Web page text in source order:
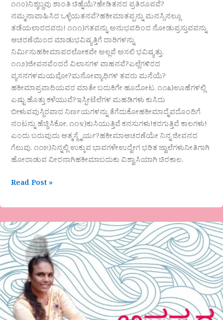
೧೧೦)ನಿಶ್ಶಬ್ದವು ಶಾಂತಿ ಚಿಹ್ನೆಯೆ?ಹೇಡಿತನದ ಪ್ರತಿರೂಪವೆ?
ನಮ್ಮನಾವಾಹಿಸಿದ ಒಳ್ಳೆಯತನವೆ?ಹಕೀಮಾತಪ್ಪನ್ನು ಮನಸ್ಸಿನಲ್ಲೂ
ತಡೆಯಲಾರದವರು! ೧೧೧)ಗತವನ್ನು ಅನುಭವದಿಂದ ನೋಡುಪ್ರಸ್ತುವವನ್ನು
ಆಚರಣೆಯಿಂದ ಮಾಡುಭವಿಷ್ಯತ್ತಿಗೆ ದಾರಿಗಳನ್ನು
ನಿರ್ಮಿಸುಹಕೀಮಾಪರಲೋಕವೇ ಅಲ್ಲವೆ ಅಸಲಿ ಭವಿಷ್ಯತ್ತು.
೧೧೨)ಜೀವನವೆಂದರೆ ವಿಲಾಸಗಳ ವಾಹನವೆ?ಎಲ್ಲೆಗಳಿರದ
ವ್ಯಸನಗಳಮಯವೋ?ಮನೋವ್ಯಾಧಿಗಳ ತವರು ಮನೆಯೆ?
ಹಕೀಮಾಪ್ರವಾದಿಯವರ ಮಾತೇ ಬದುಕಿಗೇ ಹೂದೋಟ. ೧೧೩)ಊಹೆಗಳಲ್ಲಿ
ಎಷ್ಟು ಹೊತ್ತು ಕಳೆಯುವೆ?ಇಸ್ಪೀಟೆಲೆಗಳ ಮಹಡಿಗಳು ಕುಸಿದು
ಬೀಳುವವುಸ್ಥಿರವಾದ ನಿರ್ಣಯಗಳನ್ನು ತೆಗೆದುಕೋಹಕೀಮಾದೈವದೊಂದಿಗೆ
ನಂಟನ್ನು ಹೆಚ್ಚಿಸಿಕೋ. ೧೧೪)ಕುಸಿಯುತ್ತಿವೆ ಕನಸುಗಳು!ಕರಗುತ್ತಿವೆ ಕಾಲಗಳು!
ಎಂದು ಬರುವುದು ಆತ್ಮಸ್ಥೈರ್ಯ?ಹಕೀಮಾಆಚರಣೆಯೇ ನಿನ್ನ ಜೀವನದ
ಗೆಲುವು. ೧೧೫)ನಿನ್ನಲ್ಲಿ ಉಕ್ಕುವ ಭಾವಗಳೇಉದ್ವೇಗ ಭರಿತ ಜ್ವಾಲೆಗಳುನೀತಿಗಾಗಿ
ಹೋರಾಡುವ ವೀರನಾಗಿಹಕೀಮಾಬದುಕು ವಿಶ್ವಾಸಿಯಾಗಿ ಚಿರಕಾಲ.
Read Post »